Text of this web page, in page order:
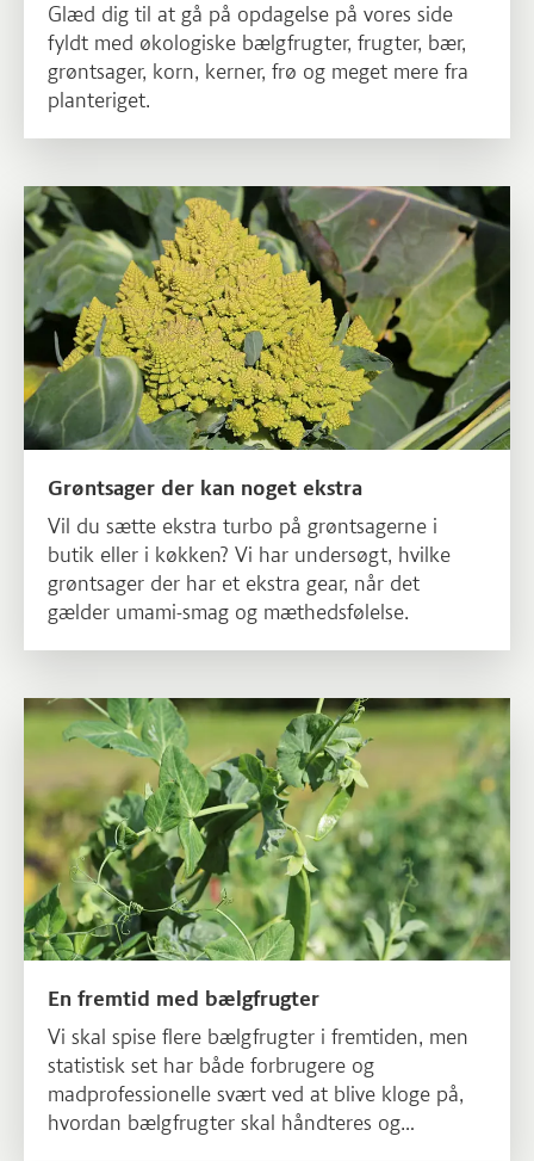
Glæd dig til at gå på opdagelse på vores side
fyldt med økologiske bælgfrugter, frugter, bær,
grøntsager, korn, kerner, frø og meget mere fra
planteriget.
Læs mere om Grøntsager der kan noget ekstra
Grøntsager der kan noget ekstra
Vil du sætte ekstra turbo på grøntsagerne i
butik eller i køkken? Vi har undersøgt, hvilke
grøntsager der har et ekstra gear, når det
gælder umami-smag og mæthedsfølelse.
Læs mere om En fremtid med bælgfrugter
En fremtid med bælgfrugter
Vi skal spise flere bælgfrugter i fremtiden, men
statistisk set har både forbrugere og
madprofessionelle svært ved at blive kloge på,
hvordan bælgfrugter skal håndteres og